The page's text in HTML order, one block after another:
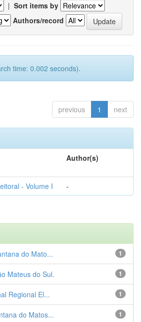
| Sort items by
Authors/record
time: 0.002 seconds).
previous 1 next
Author(s)
- Volume I -
1
do Mato...
1
Mateus do Sul.
1
Regional El...
1
do Matos...